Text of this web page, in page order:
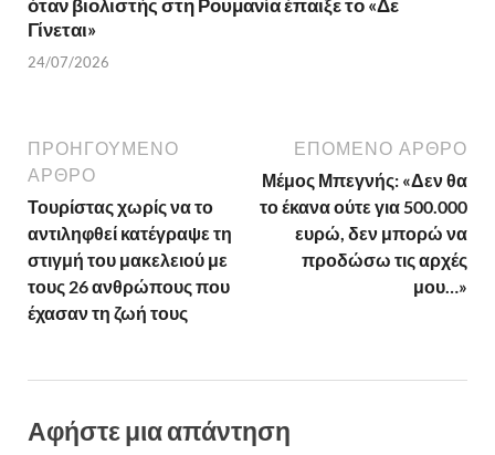
όταν βιολιστής στη Ρουμανία έπαιξε το «Δε
Γίνεται»
24/07/2026
ΠΡΟΗΓΟΎΜΕΝΟ
ΆΡΘΡΟ
Τουρίστας χωρίς να το
αντιληφθεί κατέγραψε τη
στιγμή του μακελειού με
τους 26 ανθρώπους που
έχασαν τη ζωή τους
ΕΠΌΜΕΝΟ ΆΡΘΡΟ
Μέμος Μπεγνής: «Δεν θα
το έκανα ούτε για 500.000
ευρώ, δεν μπορώ να
προδώσω τις αρχές
μου…»
Αφήστε μια απάντηση